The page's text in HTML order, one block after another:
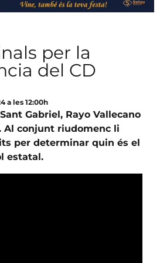
per la
del CD
a les 12:00h
Gabriel, Rayo Vallecano
Al conjunt riudomenc li
per determinar quin és el
estatal.